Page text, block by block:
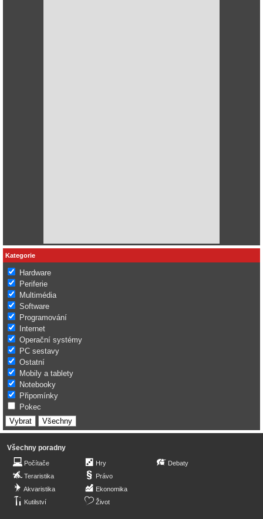
Kategorie
Hardware
Periferie
Multimédia
Software
Programování
Internet
Operační systémy
PC sestavy
Ostatní
Mobily a tablety
Notebooky
Připomínky
Pokec
Všechny poradny
Počítače
Teraristika
Akvaristika
Kutilství
Hry
Právo
Ekonomika
Život
Debaty